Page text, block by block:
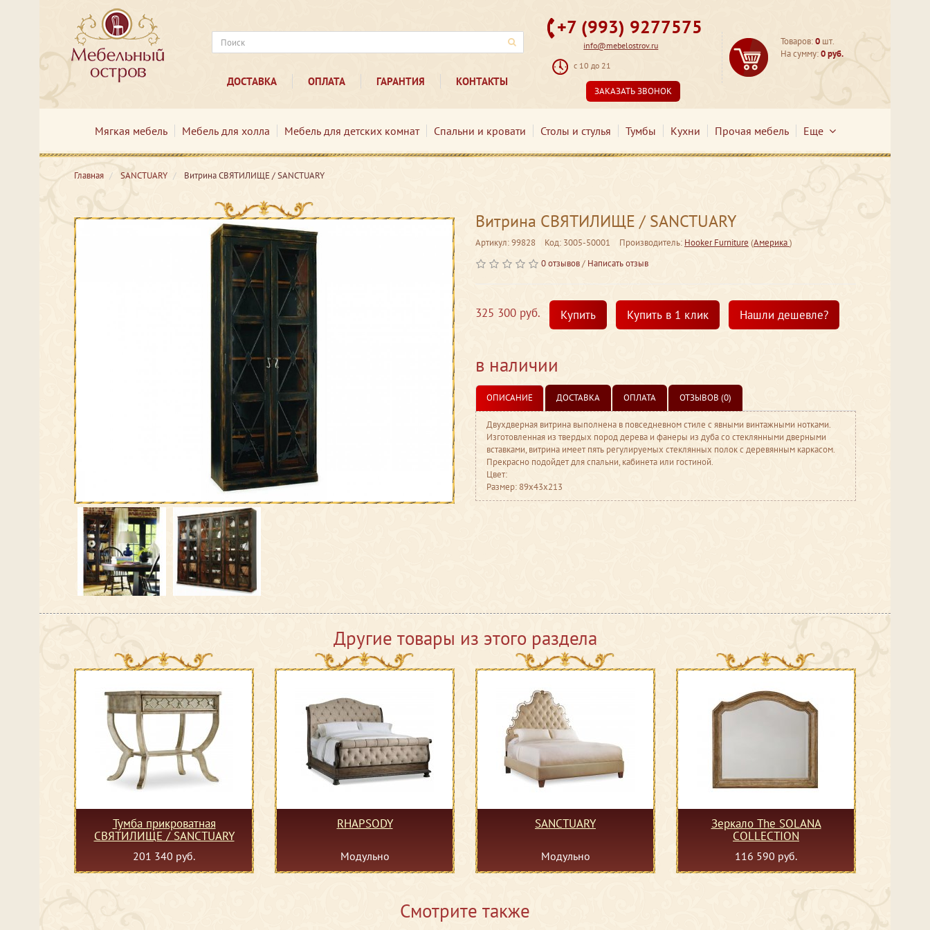
ДОСТАВКА ОПЛАТА ГАРАНТИЯ КОНТАКТЫ
+7 (993) 9277575
info@mebelostrov.ru
с 10 до 21
ЗАКАЗАТЬ ЗВОНОК
Товаров:0 шт.
На сумму:0 руб.
Мягкая мебель Мебель для холла Мебель для детских комнат Спальни и кровати Столы и стулья Тумбы Кухни Прочая мебель Еще
Главная SANCTUARY Витрина СВЯТИЛИЩЕ / SANCTUARY
Витрина СВЯТИЛИЩЕ / SANCTUARY
Артикул: 99828 Код: 3005-50001 Производитель: Hooker Furniture (Америка)
0 отзывов/ Написать отзыв
325 300 руб. Купить Купить в 1 клик Нашли дешевле?
в наличии
ОПИСАНИЕ ДОСТАВКА ОПЛАТА ОТЗЫВОВ (0)
Двухдверная витрина выполнена в повседневном стиле с явными винтажными нотками.
Изготовленная из твердых пород дерева и фанеры из дуба со стеклянными дверными
вставками, витрина имеет пять регулируемых стеклянных полок с деревянным каркасом.
Прекрасно подойдет для спальни, кабинета или гостиной.
Цвет:
Размер: 89x43x213
Другие товары из этого раздела
Тумба прикроватная
СВЯТИЛИЩЕ / SANCTUARY
201 340 руб.
RHAPSODY
Модульно
SANCTUARY
Модульно
Зеркало The SOLANA
COLLECTION
116 590 руб.
Смотрите также